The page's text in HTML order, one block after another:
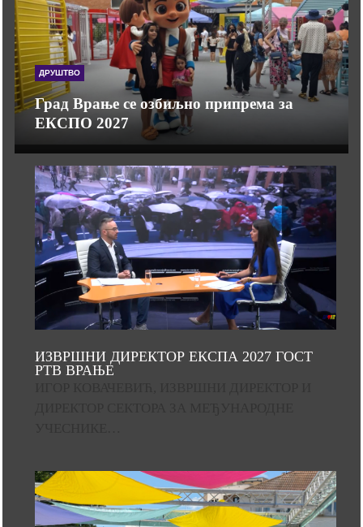
ДРУШТВО
Град Врање се озбиљно припрема за
ЕКСПО 2027
ИЗВРШНИ ДИРЕКТОР ЕКСПА 2027 ГОСТ
РТВ ВРАЊЕ